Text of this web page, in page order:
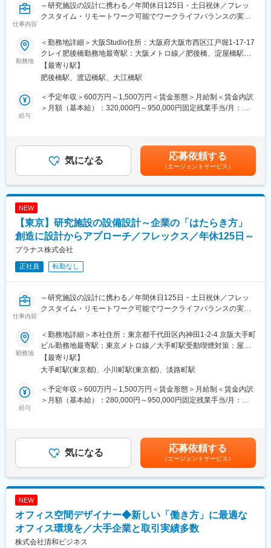
入社後には導入研修を実施いたします。また現場配属後にはOJT
を通じて業務を学んでいただきます。
また、会社内での社員同士の距離感も近いため1on1の実施など、
サポート体制も万全です！
■組織構成について：
意匠設計職は、大阪と東京で6ユニットに分かれた組織構成です。
（1ユニット：5～8名）
内訳としては、意匠設計が5ユニット、内装設計が2ユニットとな
完全週休二日およびフレックスタイム制を取っているため、裁量
度の高い働き方が可能となっています。また、状況に応じてリモ
での出張は盛んに生じます。
実際に使うユーザー（研究者）に直接ヒアリングやワークショッ
プをしながら、企業のイノベーションを支える空間を共に創って
いくので、設計者としてのやりがいを感じられる仕事です。
変更の範囲：本文参照
仕事内容
～研究施設の設計に携わる／年間休日125日・土日祝休／フレッ
クスタイム・リモートワーク可能でワークライフバランスの実現
■業務内容：
研究施設の設計に特化した国内有数の建築設計事務所である当社
にて、意匠設計職をお任せします。
企業の研究所/本社/イノベーション施設などに対して、企画提案、
設計、工事監理まで一気通貫で実施いたします。
★建築設計者だけでなく元研究者、クリエイティブディレクタ
ー、インテリアデザイナー、グラフィックデザイナーなど様々な
し】
■案件について：
えています。
＜エリア＞全国各地
＜工期＞約3～4年のものが多くなっています。
＜規模＞改装であれば数百平米規模、施設の設計だと数千～数万
■入社後の流れ：
入社後には導入研修を実施いたします。また現場配属後にはOJT
設計などに関して、会社独自の勉強会も実施しております。
また、会社内での社員同士の距離感も近いため1on1の実施など、
サポート体制も万全です！
■組織構成について：
大阪と東京で7ユニットに分かれた組織構成です。（1ユニット：
5～8名）
■働き方：
完全週休二日およびフレックスタイム制を取っているため、裁量
ートワークの実施を可能です。案件が全国で発生するため日帰り
■業務の魅力：
実際に使うユーザー（研究者）に直接ヒアリングやワークショッ
プをしながら、企業のイノベーションを支える空間を共に創って
勤務地
＜勤務地詳細＞大阪Studio住所：大阪府大阪市西区江戸堀1-17-17
クレイ肥後橋勤務地最寄駅：大阪メトロ線／肥後橋、淀屋橋駅受
動喫煙対策：屋内全面禁煙変更の範囲：会社の定める事業所
【最寄り駅】
肥後橋駅、渡辺橋駅、大江橋駅
給与
＜予定年収＞600万円～1,500万円＜賃金形態＞月給制＜賃金内訳
＞月額（基本給）：320,000円～950,000円固定残業手当/月：
年齢、経験によって年収は考慮させて頂きます。■賞与：年2回
決算賞与：年1回（会社業績に応じて支給。直近5期連続支給の実
績）賃金はあくまでも目安の金額であり、選考を通じて上下する
可能性があります。月給(月額)は固定手当を含めた表記です。
気になる 応募依頼する
（エージェントサービス）
NEW
【東京】研究施設の設備設計～企業の「はたらき方」
創造に設計からアプローチ／フレックス／年休125日～
プラナス株式会社
正社員 転勤なし
仕事内容
～研究施設の設計に携わる／年間休日125日・土日祝休／フレッ
クスタイム・リモートワーク可能でワークライフバランスの実現
■業務内容：
研究施設の設計に特化した国内有数の建築設計事務所である当社
にて、設備設計職をお任せします。
企業の研究所/本社/イノベーション施設などに対して、企画提案、
設計、工事監理まで一気通貫で実施いたします。
◆様々なビルディングタイプの中でも、弊社が専門とする研究施
設（ラボ）は特に設備設計者が主役となれる分野です。意匠設計
りプロジェクトの上流に関わることができます！【変更の範囲：
なし】
※近年、実験室は有さないイノベーション施設を持たれる企業が増
えています。
＜エリア＞全国各地
勤務地
＜勤務地詳細＞本社住所：東京都千代田区内神田1-2-4 京阪大手町
ビル勤務地最寄駅：東京メトロ線／大手町駅受動喫煙対策：屋内
全面禁煙変更の範囲：会社の定める事業所
【最寄り駅】
大手町駅(東京都)、小川町駅(東京都)、淡路町駅
給与
＜予定年収＞600万円～1,500万円＜賃金形態＞月給制＜賃金内訳
＞月額（基本給）：280,000円～950,000円固定残業手当/月：
年齢、経験によって年収は考慮させて頂きます。■賞与：年2回
決算賞与：年1回（会社業績に応じて支給。直近5期連続支給の実
績）賃金はあくまでも目安の金額であり、選考を通じて上下する
可能性があります。月給(月額)は固定手当を含めた表記です。
気になる 応募依頼する
（エージェントサービス）
NEW
オフィス空間デザイナー◆新しい「働き方」に最適な
オフィス環境を／大手企業と取引実績多数
株式会社清和ビジネス